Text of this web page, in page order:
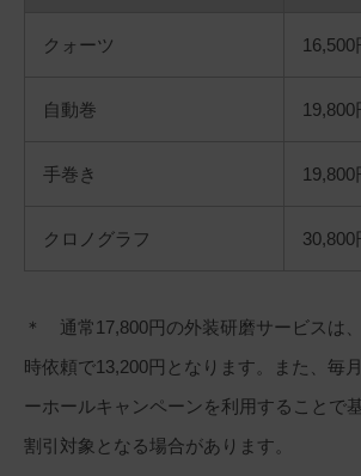
クォーツ 16,500
自動巻 19,800
手巻き 19,800
クロノグラフ 30,800
＊ 通常17,800円の外装研磨サービスは
時依頼で13,200円となります。また、毎
ーホールキャンペーンを利用することで
割引対象となる場合があります。